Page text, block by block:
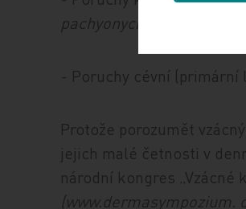
pachyonychia congenita)
- Poruchy cévní (primární
Protože porozumět
jejich malé četnosti v
národní kongres „Vzácné
(www.dermasympozium.